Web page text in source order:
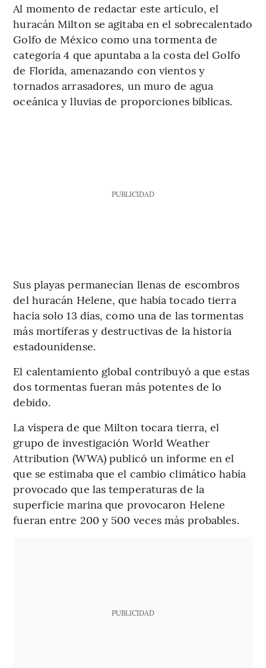
Al momento de redactar este artículo, el
huracán Milton se agitaba en el sobrecalentado
Golfo de México como una tormenta de
categoría 4 que apuntaba a la costa del Golfo
de Florida, amenazando con vientos y
tornados arrasadores, un muro de agua
oceánica y lluvias de proporciones bíblicas.
PUBLICIDAD
Sus playas permanecían llenas de escombros
del huracán Helene, que había tocado tierra
hacía solo 13 días, como una de las tormentas
más mortíferas y destructivas de la historia
estadounidense.
El calentamiento global contribuyó a que estas
dos tormentas fueran más potentes de lo
debido.
La víspera de que Milton tocara tierra, el
grupo de investigación World Weather
Attribution (WWA) publicó un informe en el
que se estimaba que el cambio climático había
provocado que las temperaturas de la
superficie marina que provocaron Helene
fueran entre 200 y 500 veces más probables.
PUBLICIDAD